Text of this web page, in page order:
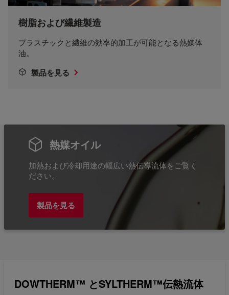
樹脂および繊維製造
プラスチックと繊維の効率的加工が可能となる熱媒体
油。
製品を見る
熱媒オイル
加熱および冷却用途の幅広い熱伝導流体をご覧く
ださい。
製品を見る
DOWTHERM™ とSYLTHERM™伝熱流体